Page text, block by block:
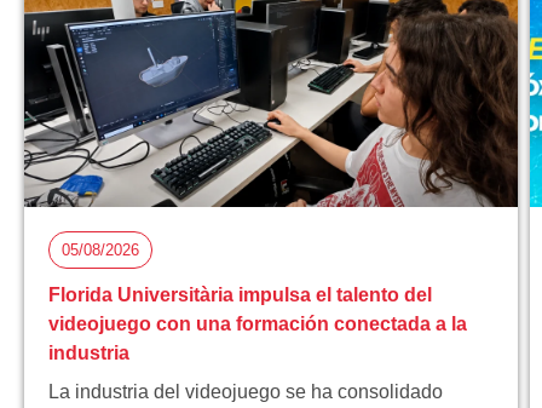
05/08/2026
Florida Universitària impulsa el talento del
videojuego con una formación conectada a la
industria
La industria del videojuego se ha consolidado